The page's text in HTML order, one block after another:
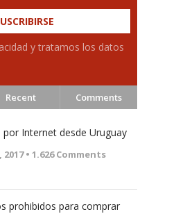
y tratamos los datos
Recent Comments
por Internet desde Uruguay
• 1.626Comments
prohibidos para comprar